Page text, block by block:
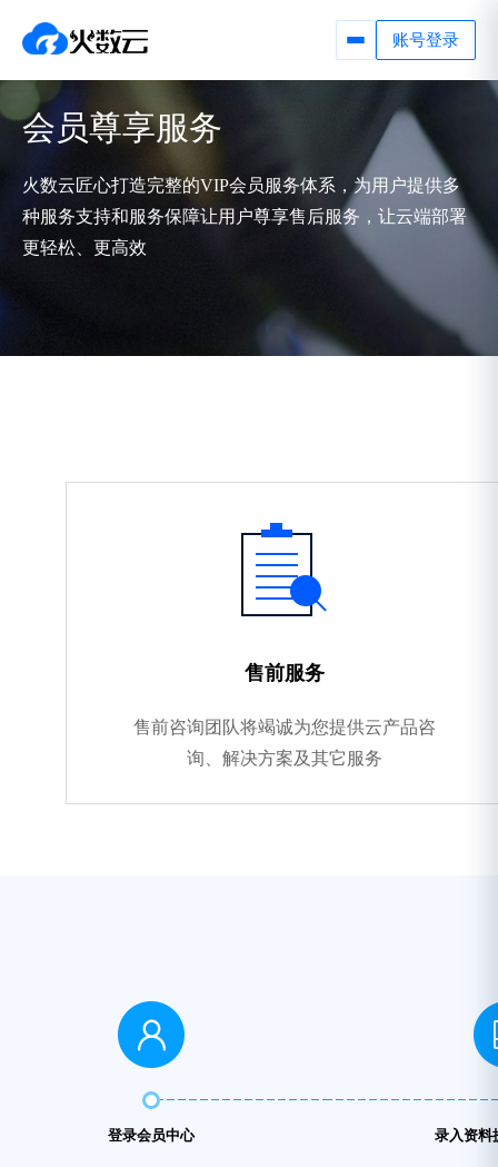
账号登录
会员尊享服务
火数云匠心打造完整的VIP会员服务体系，为用户提供多
种服务支持和服务保障让用户尊享售后服务，让云端部署
更轻松、更高效
售前服务
售前咨询团队将竭诚为您提供云产品咨
询、解决方案及其它服务
登录会员中心 录入资料